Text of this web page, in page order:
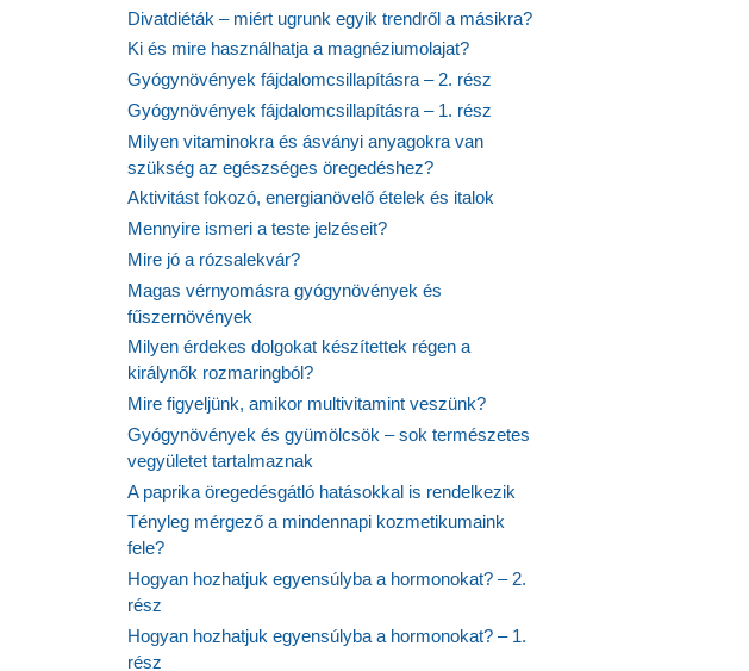
Divatdiéták – miért ugrunk egyik trendről a másikra?
Ki és mire használhatja a magnéziumolajat?
Gyógynövények fájdalomcsillapításra – 2. rész
Gyógynövények fájdalomcsillapításra – 1. rész
Milyen vitaminokra és ásványi anyagokra van
szükség az egészséges öregedéshez?
Aktivitást fokozó, energianövelő ételek és italok
Mennyire ismeri a teste jelzéseit?
Mire jó a rózsalekvár?
Magas vérnyomásra gyógynövények és
fűszernövények
Milyen érdekes dolgokat készítettek régen a
királynők rozmaringból?
Mire figyeljünk, amikor multivitamint veszünk?
Gyógynövények és gyümölcsök – sok természetes
vegyületet tartalmaznak
A paprika öregedésgátló hatásokkal is rendelkezik
Tényleg mérgező a mindennapi kozmetikumaink
fele?
Hogyan hozhatjuk egyensúlyba a hormonokat? – 2.
rész
Hogyan hozhatjuk egyensúlyba a hormonokat? – 1.
rész